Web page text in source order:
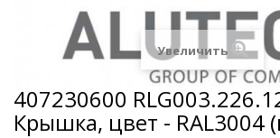
Увеличить
407230600
Крышка, цвет - RAL3004